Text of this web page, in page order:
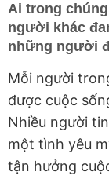
Ai trong
người khác
những người
Mỗi người
được cuộc
Nhiều người
một tình yêu
tận hưởng